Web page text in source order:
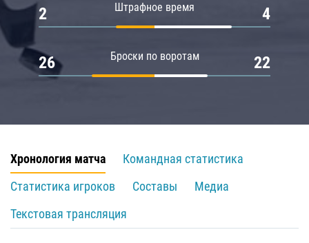
Штрафное время
2 4
Броски по воротам
26 22
Хронология матча
Командная статистика
Статистика игроков
Составы
Медиа
Текстовая трансляция